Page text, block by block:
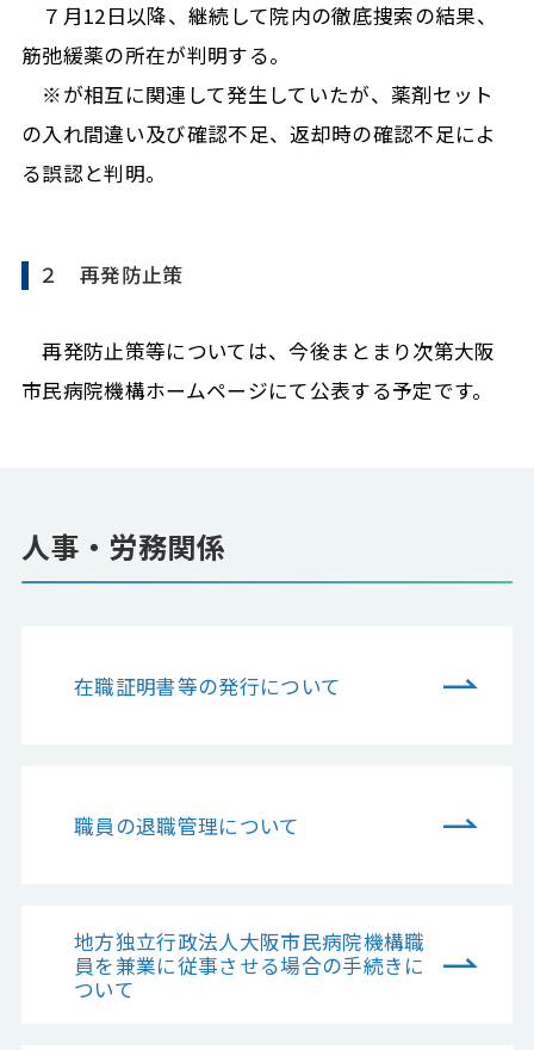
７月12日以降、継続して院内の徹底捜索の結果、
筋弛緩薬の所在が判明する。
※が相互に関連して発生していたが、薬剤セット
の入れ間違い及び確認不足、返却時の確認不足によ
る誤認と判明。
２ 再発防止策
再発防止策等については、今後まとまり次第大阪
市民病院機構ホームページにて公表する予定です。
人事・労務関係
在職証明書等の発行について
職員の退職管理について
地方独立行政法人大阪市民病院機構職
員を兼業に従事させる場合の手続きに
ついて